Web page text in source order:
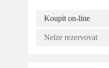
Koupit on-line
Nelze rezervovat